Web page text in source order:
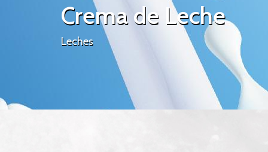
Crema de Leche
Leches